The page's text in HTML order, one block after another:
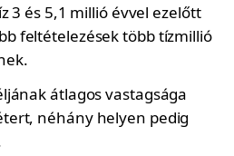
3 és 5,1 millió évvel ezelőtt
feltételezések több tízmillió
átlagos vastagsága
néhány helyen pedig